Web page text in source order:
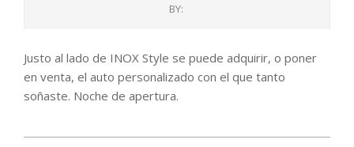
BY:
Justo al lado de INOX Style se puede adquirir, o poner
en venta, el auto personalizado con el que tanto
soñaste. Noche de apertura.